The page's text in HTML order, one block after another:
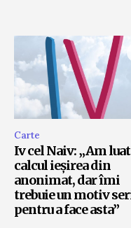
Carte
Iv cel Naiv: „Am
calcul ieșirea din
anonimat, dar îmi
trebuie un motiv
pentru a face asta”